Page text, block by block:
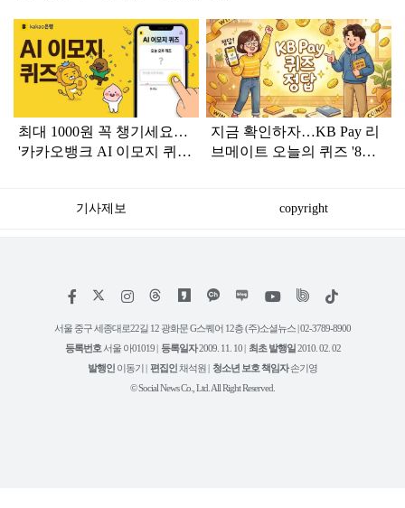
탑
라
인
최대 1000원 꼭 챙기세요…
'카카오뱅크 AI 이모지 퀴
지금 확인하자…KB Pay 리
브메이트 오늘의 퀴즈 '8월
기사제보 copyright
페
스
인
타
램
위
트
유
튜
틱
서울 중구 세종대로22길 12 광화문 G스퀘어 12층 (주)소셜뉴스 | 02-3789-8900
등록번호 서울 아01019 | 등록일자2009. 11. 10 | 최초 발행일2010. 02. 02
발행인 이동기 | 편집인채석원 | 청소년 보호 책임자손기영
© Social News Co., Ltd. All Right Reserved.